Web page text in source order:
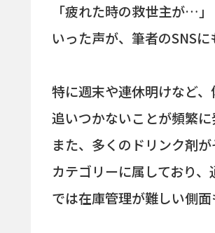
「疲れた時の救世主が…
いった声が、筆者のSNSに
特に週末や連休明けなど
追いつかないことが頻繁に
また、多くのドリンク剤
カテゴリーに属しており
では在庫管理が難しい側面